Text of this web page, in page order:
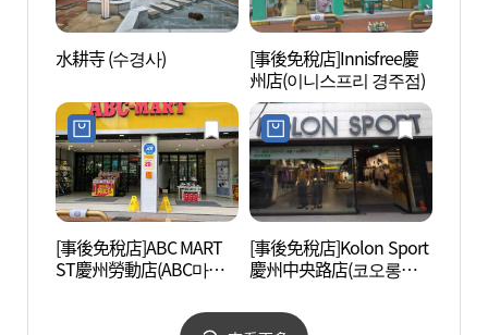
水耕寺 (수경사)
[事後免稅店]Innisfree慶
州店(이니스프리 경주점)
[事後免稅店]ABC MART
ST慶州勞動店(ABC마트
[事後免稅店]Kolon Sport
慶州中央路店(코오롱스